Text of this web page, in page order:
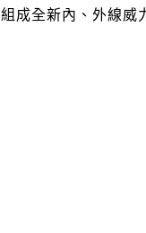
組成全新內、外線威